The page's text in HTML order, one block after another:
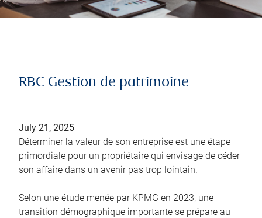
RBC Gestion de patrimoine
July 21, 2025
Déterminer la valeur de son entreprise est une étape
primordiale pour un propriétaire qui envisage de céder
son affaire dans un avenir pas trop lointain.
Selon une étude menée par KPMG en 2023, une
transition démographique importante se prépare au